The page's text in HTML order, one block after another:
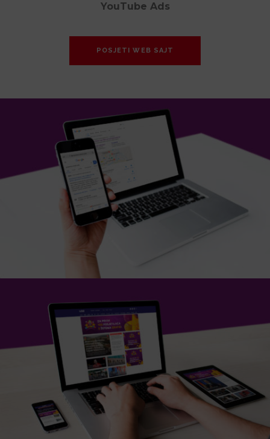
YouTube Ads
POSJETI WEB SAJT